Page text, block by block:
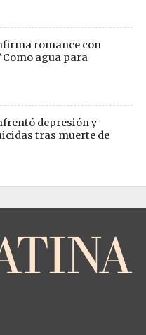
romance con
agua para
depresión y
tras muerte de